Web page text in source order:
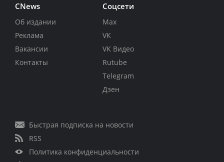
CNews
Об издании
Реклама
Вакансии
Контакты
Соцсети
Max
VK
VK Видео
Rutube
Telegram
Дзен
Быстрая подписка на новости
RSS
Политика конфиденциальности